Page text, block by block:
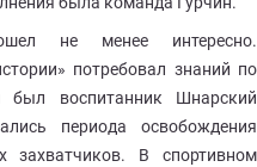
не менее интересно.
потребовал знаний по
воспитанник Шнарский
периода освобождения
захватчиков. В спортивном